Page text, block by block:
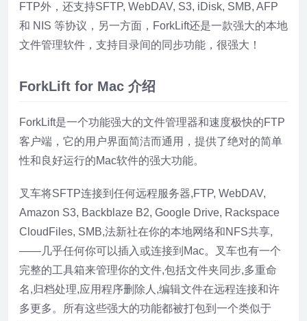
FTP外，还支持SFTP, WebDAV, S3, iDisk, SMB, AFP
和 NIS 等协议，另一方面，ForkLift还是一款强大的本地
文件管理软件，支持目录间的同步功能，很强大！
ForkLift for Mac 介绍
ForkLift是一个功能强大的文件管理器和速度极快的FTP
客户端，它的用户界面简洁而通用，提供了绝对的简单
性和良好运行的Mac软件的强大功能。
叉车将SFTP连接到任何远程服务器,FTP, WebDAV,
Amazon S3, Backblaze B2, Google Drive, Rackspace
CloudFiles, SMB,法新社在你的本地网络和NFS共享,
——几乎任何你可以插入或连接到Mac。叉车也有一个
完整的工具箱来管理你的文件,包括文件夹同步,多重命
名,归档处理,应用程序删除人,编辑文件在远程连接和许
多更多。所有这些强大的功能都被打包到一个类似于